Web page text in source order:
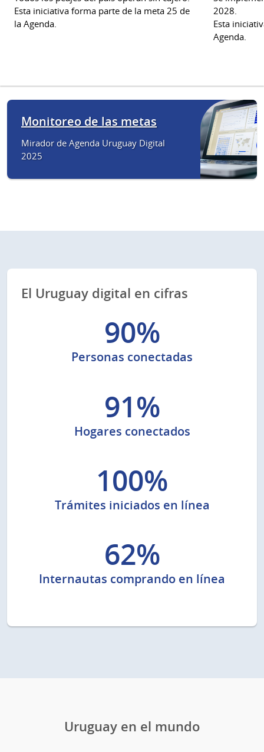
Esta iniciativa forma parte de la meta 25 de
la Agenda.
2028.
Esta
Agenda.
Monitoreo de las metas
Mirador de Agenda Uruguay Digital
2025
El Uruguay digital en cifras
90%
Personas conectadas
91%
Hogares conectados
100%
Trámites iniciados en línea
62%
Internautas comprando en línea
Uruguay en el mundo